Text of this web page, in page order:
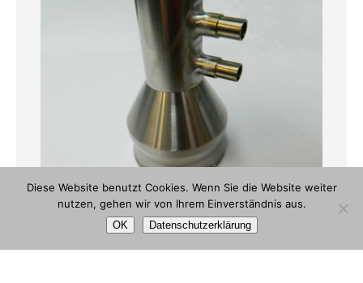
Diese Website benutzt Cookies. Wenn Sie die Website weiter
nutzen, gehen wir von Ihrem Einverständnis aus.
OK Datenschutzerklärung